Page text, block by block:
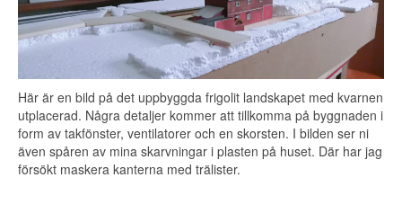
Här är en bild på det uppbyggda frigolit landskapet med kvarnen
utplacerad. Några detaljer kommer att tillkomma på byggnaden i
form av takfönster, ventilatorer och en skorsten. I bilden ser ni
även spåren av mina skarvningar i plasten på huset. Där har jag
försökt maskera kanterna med trälister.